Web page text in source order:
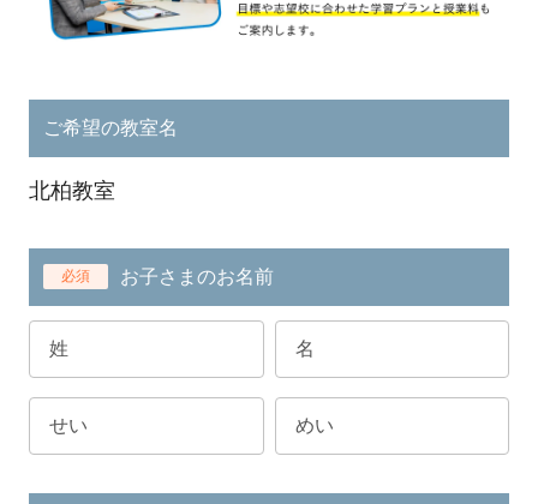
ご希望の教室名
北柏教室
必須 お子さまのお名前